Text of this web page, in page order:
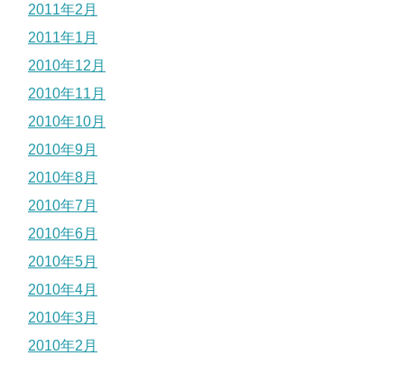
2011年2月
2011年1月
2010年12月
2010年11月
2010年10月
2010年9月
2010年8月
2010年7月
2010年6月
2010年5月
2010年4月
2010年3月
2010年2月